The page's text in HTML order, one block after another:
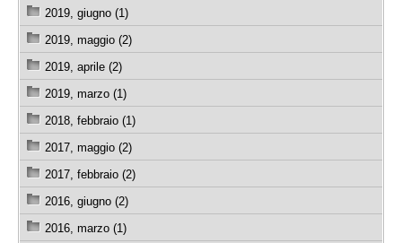
2019, giugno (1)
2019, maggio (2)
2019, aprile (2)
2019, marzo (1)
2018, febbraio (1)
2017, maggio (2)
2017, febbraio (2)
2016, giugno (2)
2016, marzo (1)